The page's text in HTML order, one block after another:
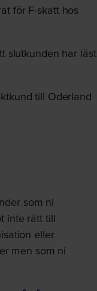
för F-skatt hos
slutkunden har läst
till Oderland
som ni
inte rätt till
eller
men som ni